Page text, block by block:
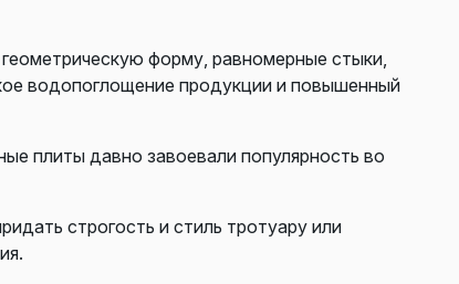
форму, равномерные стыки,
водопоглощение продукции и повышенный
плиты давно завоевали популярность во
строгость и стиль тротуару или